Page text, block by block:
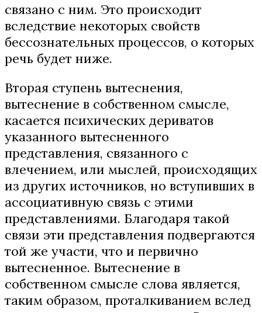
связано с ним. Это происходит
вследствие некоторых свойств
бессознательных процессов, о которых
речь будет ниже.
Вторая ступень вытеснения,
вытеснение в собственном смысле,
касается психических дериватов
указанного вытесненного
представления, связанного с
влечением, или мыслей, происходящих
из других источников, но вступивших в
ассоциативную связь с этими
представлениями. Благодаря такой
связи эти представления подвергаются
той же участи, что и первично
вытесненное. Вытеснение в
собственном смысле слова является,
таким образом, проталкиванием вслед